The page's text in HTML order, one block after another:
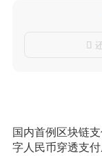

国内首例区块链
字人民币穿透支